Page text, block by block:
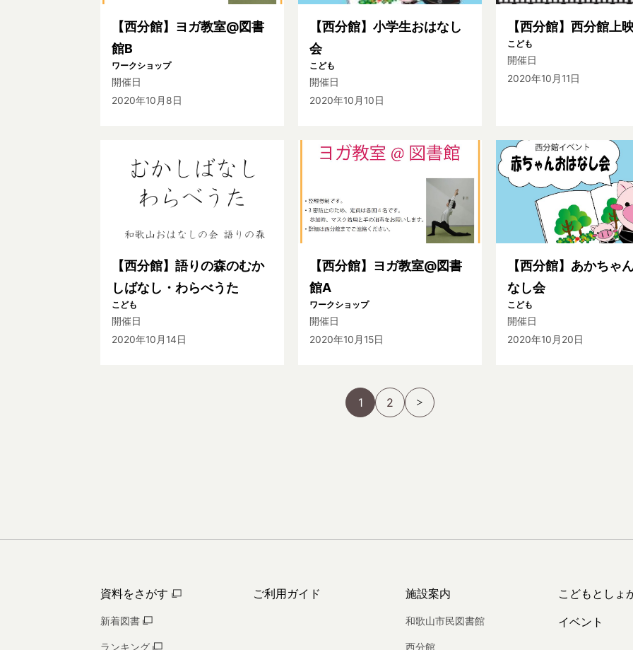
【西分館】ヨガ教室@図書
館B
ワークショップ
開催日
2020年10月8日
【西分館】小学生おはなし
会
こども
開催日
2020年10月10日
【西分館】西分館上
こども
開催日
2020年10月11日
【西分館】語りの森のむか
しばなし・わらべうた
こども
開催日
2020年10月14日
【西分館】ヨガ教室@図書
館A
ワークショップ
開催日
2020年10月15日
【西分館】あかちゃ
なし会
こども
開催日
2020年10月20日
1 2
資料をさがす
新着図書
ランキング
ご利用ガイド 施設案内
和歌山市民図書館
西分館
こどもとしょ
イベント